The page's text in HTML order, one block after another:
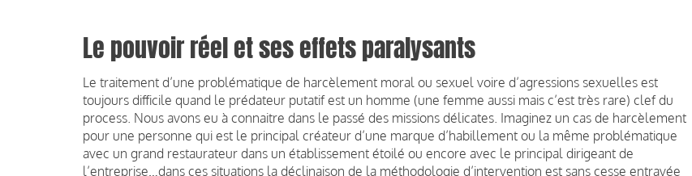
Le pouvoir réel et ses effets paralysants
Le traitement d’une problématique de harcèlement moral ou sexuel voire d’agressions sexuelles est
toujours difficile quand le prédateur putatif est un homme (une femme aussi mais c’est très rare) clef du
process. Nous avons eu à connaitre dans le passé des missions délicates. Imaginez un cas de harcèlement
pour une personne qui est le principal créateur d’une marque d’habillement ou la même problématique
avec un grand restaurateur dans un établissement étoilé ou encore avec le principal dirigeant de
l’entreprise…dans ces situations la déclinaison de la méthodologie d’intervention est sans cesse entravée